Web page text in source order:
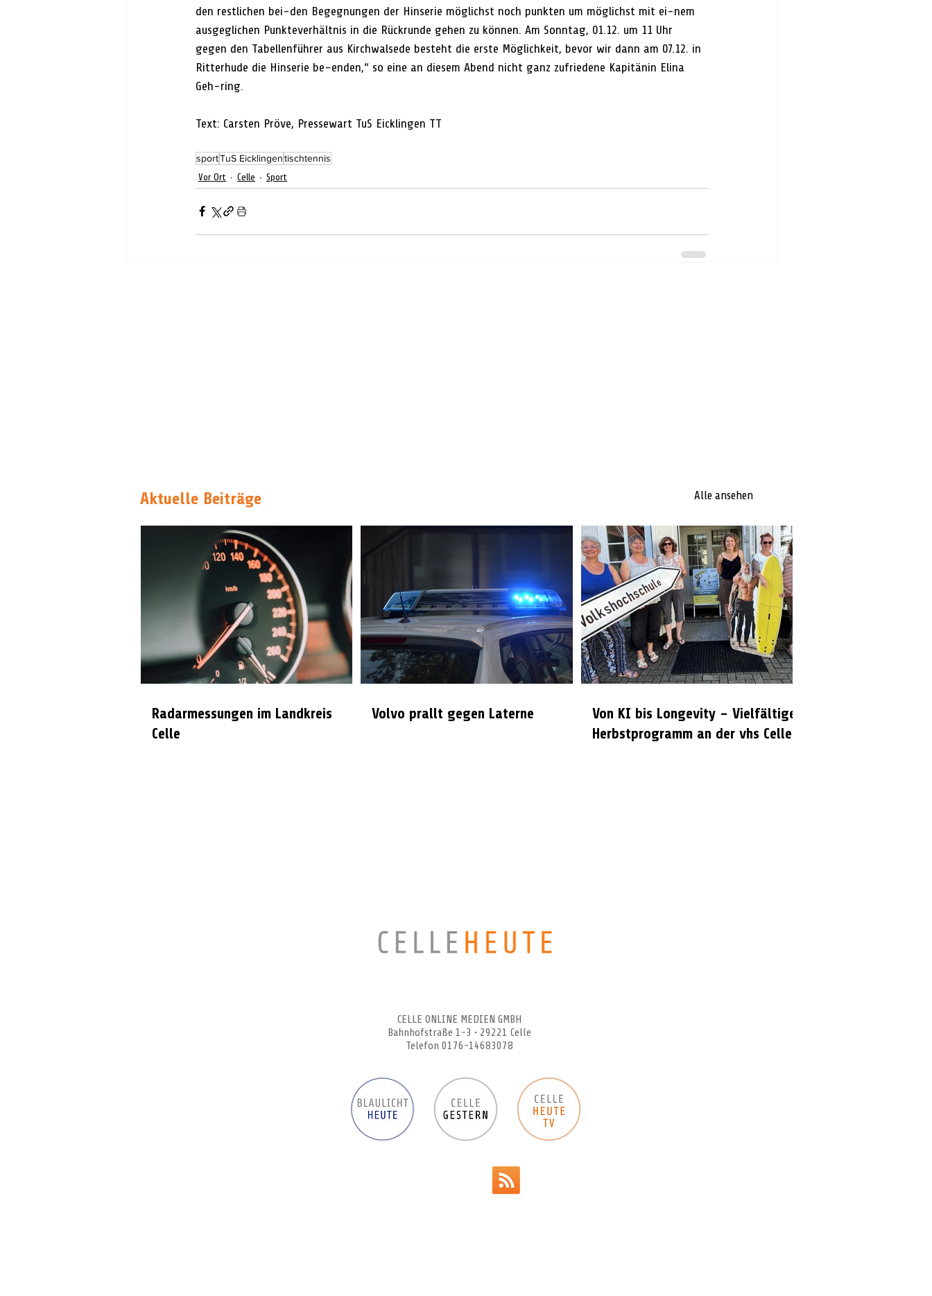
den restlichen bei-den Begegnungen der Hinserie möglichst noch punkten um möglichst mit ei-nem
ausgeglichen Punkteverhältnis in die Rückrunde gehen zu können. Am Sonntag, 01.12. um 11 Uhr
gegen den Tabellenführer aus Kirchwalsede besteht die erste Möglichkeit, bevor wir dann am 07.12. in
Ritterhude die Hinserie be-enden,“ so eine an diesem Abend nicht ganz zufriedene Kapitänin Elina
Geh-ring.
Text: Carsten Pröve, Pressewart TuS Eicklingen TT
sportTuS Eicklingentischtennis
Vor Ort Celle Sport
Aktuelle Beiträge Alle ansehen
Radarmessungen im Landkreis
Celle
Volvo prallt gegen Laterne
Von KI bis Longevity – Vielfältiges
Herbstprogramm an der vhs Celle
CELLE ONLINE MEDIEN GMBH
Bahnhofstraße 1-3 • 29221 Celle
Telefon 0176-14683078